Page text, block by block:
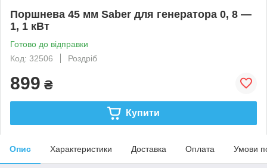
Поршнева 45 мм Saber для генератора 0, 8 —
1, 1 кВт
Готово до відправки
Код: 32506
Роздріб
899 ₴
Купити
Опис Характеристики Доставка Оплата Умови